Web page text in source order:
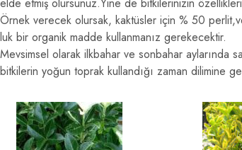
Örnek verecek olursak, kaktüsler için % 50
luk bir organik madde kullanmanız gerekecektir.
Mevsimsel olarak ilkbahar ve sonbahar aylarında
bitkilerin yoğun toprak kullandığı zaman dilimine